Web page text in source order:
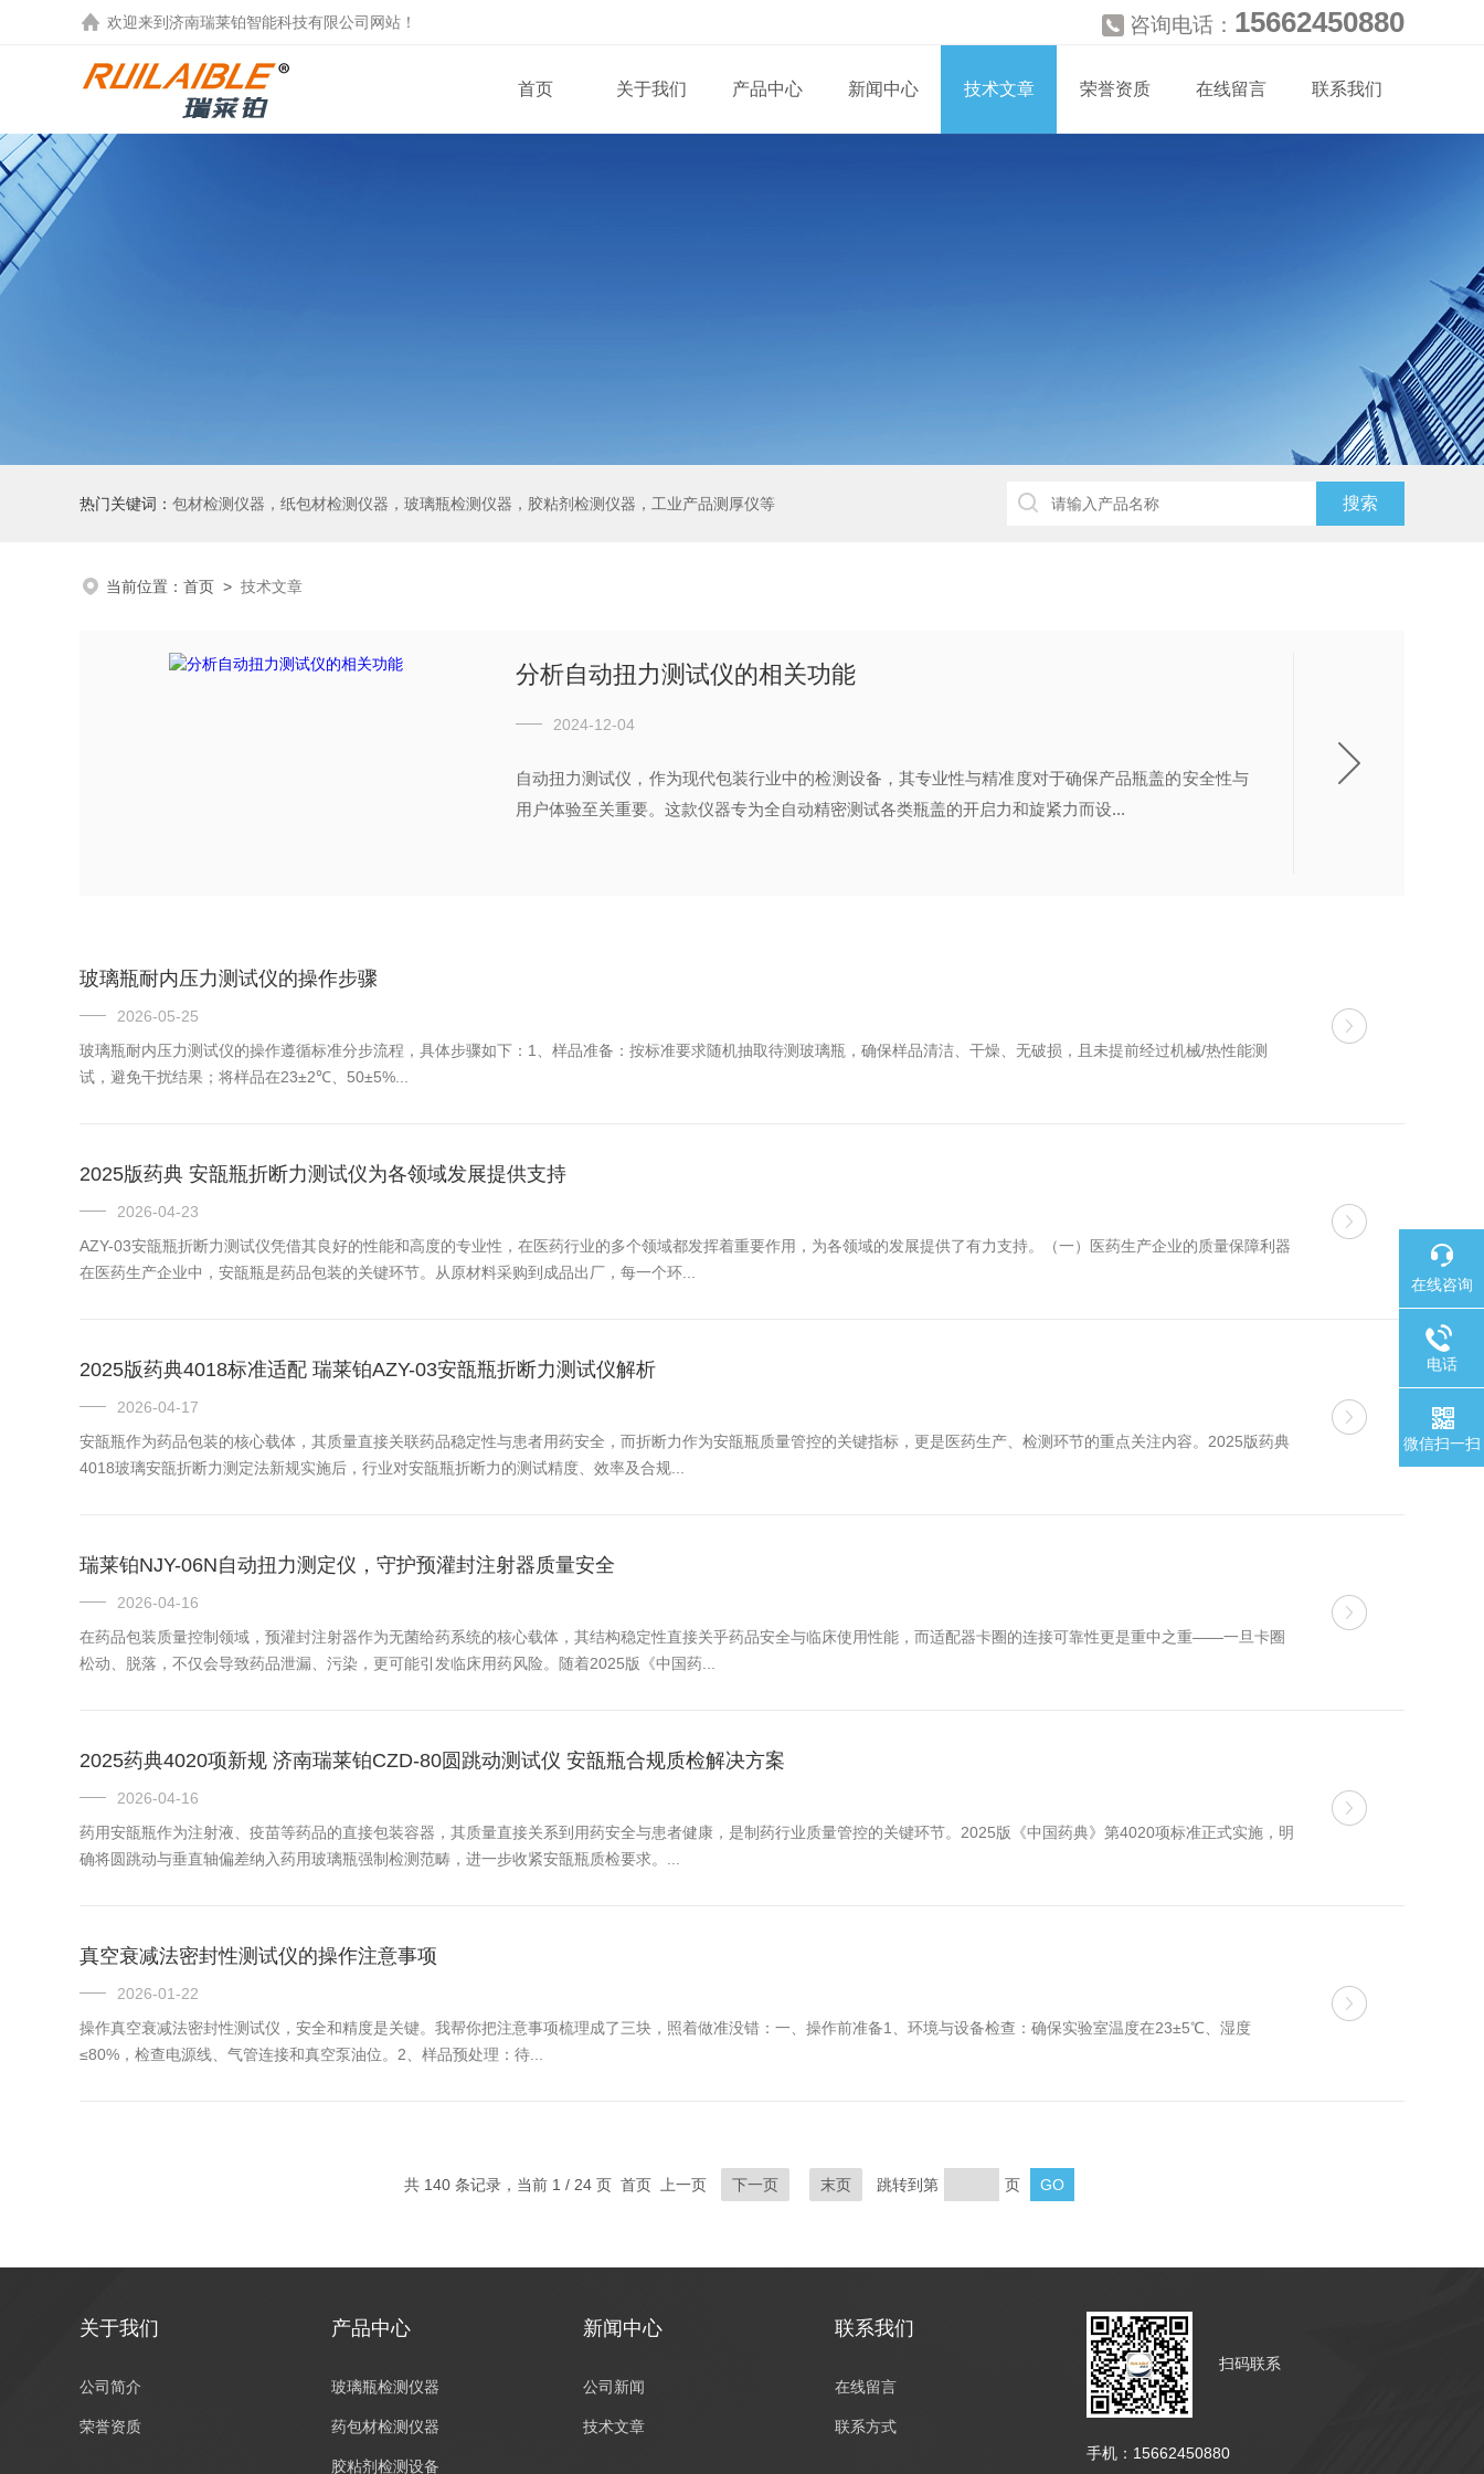
欢迎来到 济南瑞莱铂智能科技有限公司 网站！ 咨询电话： 15662450880
首页 关于我们 产品中心 新闻中心 技术文章 荣誉资质 在线留言 联系我们
热门关键词： 包材检测仪器，纸包材检测仪器，玻璃瓶检测仪器，胶粘剂检测仪器，工业产品测厚仪等
当前位置： 首页 > 技术文章
分析自动扭力测试仪的相关功能
2024-12-04
自动扭力测试仪，作为现代包装行业中的检测设备，其专业性与精准度对于确保产品瓶盖的安全性与
用户体验至关重要。这款仪器专为全自动精密测试各类瓶盖的开启力和旋紧力而设...
玻璃瓶耐内压力测试仪的操作步骤
2026-05-25
玻璃瓶耐内压力测试仪的操作遵循‌标准分步流程‌，具体步骤如下：‌1、样品准备‌：按标准要求随机抽取待测玻璃瓶，确保样品清洁、干燥、无破损，且未提前经过机械/热性能测
试，避免干扰结果；将样品在23±2℃、50±5%...
2025版药典 安瓿瓶折断力测试仪为各领域发展提供支持
2026-04-23
AZY-03安瓿瓶折断力测试仪凭借其良好的性能和高度的专业性，在医药行业的多个领域都发挥着重要作用，为各领域的发展提供了有力支持。（一）医药生产企业的质量保障利器
在医药生产企业中，安瓿瓶是药品包装的关键环节。从原材料采购到成品出厂，每一个环...
2025版药典4018标准适配 瑞莱铂AZY-03安瓿瓶折断力测试仪解析
2026-04-17
安瓿瓶作为药品包装的核心载体，其质量直接关联药品稳定性与患者用药安全，而折断力作为安瓿瓶质量管控的关键指标，更是医药生产、检测环节的重点关注内容。2025版药典
4018玻璃安瓿折断力测定法新规实施后，行业对安瓿瓶折断力的测试精度、效率及合规...
瑞莱铂NJY-06N自动扭力测定仪，守护预灌封注射器质量安全
2026-04-16
在药品包装质量控制领域，预灌封注射器作为无菌给药系统的核心载体，其结构稳定性直接关乎药品安全与临床使用性能，而适配器卡圈的连接可靠性更是重中之重——一旦卡圈
松动、脱落，不仅会导致药品泄漏、污染，更可能引发临床用药风险。随着2025版《中国药...
2025药典4020项新规 济南瑞莱铂CZD-80圆跳动测试仪 安瓿瓶合规质检解决方案
2026-04-16
药用安瓿瓶作为注射液、疫苗等药品的直接包装容器，其质量直接关系到用药安全与患者健康，是制药行业质量管控的关键环节。2025版《中国药典》第4020项标准正式实施，明
确将圆跳动与垂直轴偏差纳入药用玻璃瓶强制检测范畴，进一步收紧安瓿瓶质检要求。...
真空衰减法密封性测试仪的操作注意事项
2026-01-22
操作真空衰减法密封性测试仪，安全和精度是关键。我帮你把注意事项梳理成了三块，照着做准没错：一、操作前准备‌1、环境与设备检查‌：确保实验室温度在23±5℃、湿度
≤80%，检查电源线、气管连接和真空泵油位。‌2、样品预处理‌：待...
共 140 条记录，当前 1 / 24 页 首页 上一页 下一页 末页 跳转到第 页
关于我们
公司简介
荣誉资质
产品中心
玻璃瓶检测仪器
药包材检测仪器
胶粘剂检测设备
新闻中心
公司新闻
技术文章
联系我们
在线留言
联系方式
扫码联系
手机：15662450880
在线咨询
电话
微信扫一扫